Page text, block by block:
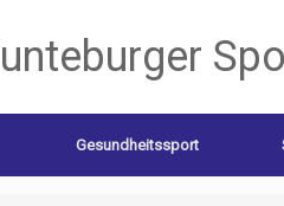
Gesundheitssport